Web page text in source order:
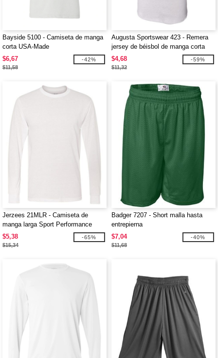
Bayside 5100 - Camiseta de manga
corta USA-Made
$6,67
$11,58
-42%
Augusta Sportswear 423 - Remera
jersey de béisbol de manga corta
$4,68
$11,32
-59%
Jerzees 21MLR - Camiseta de
manga larga Sport Performance
$5,38
$15,34
-65%
Badger 7207 - Short malla hasta
entrepierna
$7,04
$11,68
-40%